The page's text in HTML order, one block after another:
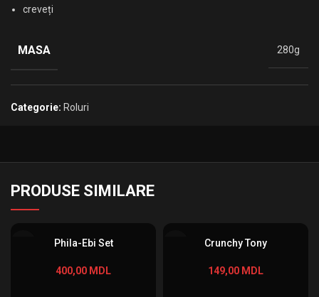
creveți
MASA 280g
Categorie: Roluri
PRODUSE SIMILARE
Phila-Ebi Set
400,00 MDL
Crunchy Tony
149,00 MDL